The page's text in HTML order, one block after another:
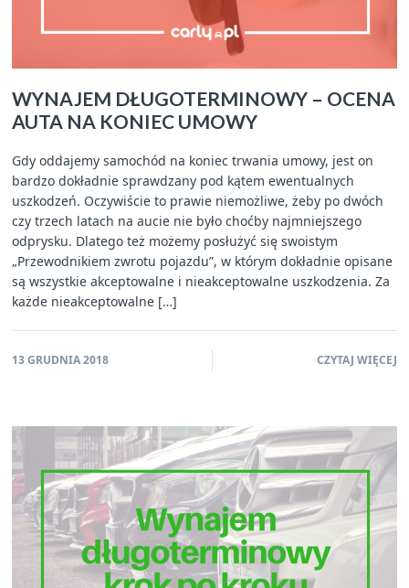
WYNAJEM DŁUGOTERMINOWY – OCENA
AUTA NA KONIEC UMOWY
Gdy oddajemy samochód na koniec trwania umowy, jest on
bardzo dokładnie sprawdzany pod kątem ewentualnych
uszkodzeń. Oczywiście to prawie niemożliwe, żeby po dwóch
czy trzech latach na aucie nie było choćby najmniejszego
odprysku. Dlatego też możemy posłużyć się swoistym
„Przewodnikiem zwrotu pojazdu”, w którym dokładnie opisane
są wszystkie akceptowalne i nieakceptowalne uszkodzenia. Za
każde nieakceptowalne […]
13 GRUDNIA 2018 CZYTAJ WIĘCEJ